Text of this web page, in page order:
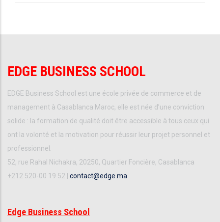
EDGE BUSINESS SCHOOL
EDGE Business School est une école privée de commerce et de
management à Casablanca Maroc, elle est née d’une conviction
solide : la formation de qualité doit être accessible à tous ceux qui
ont la volonté et la motivation pour réussir leur projet personnel et
professionnel.
52, rue Rahal Nichakra, 20250, Quartier Foncière, Casablanca
+212 520-00 19 52 | contact@edge.ma
Edge Business School